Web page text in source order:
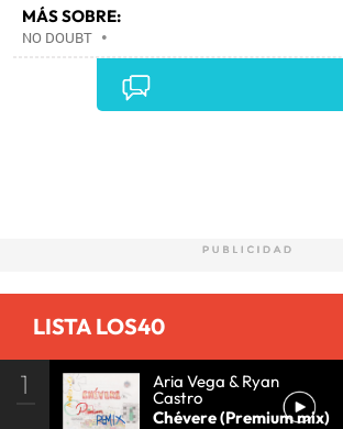
MÁS SOBRE:
NO DOUBT •
LISTA LOS40
1 Aria Vega & Ryan
Castro
Chévere (Premium mix)